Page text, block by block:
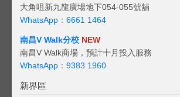
大角咀新九龍廣場地下054-055號舖
WhatsApp：6661 1464
南昌V Walk分校 NEW
南昌V Walk商場，預計十月投入服務
WhatsApp：9383 1960
新界區